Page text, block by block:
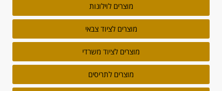
מוצרים לוילונות
מוצרים לציוד צבאי
מוצרים לציוד משרדי
מוצרים לתריסים